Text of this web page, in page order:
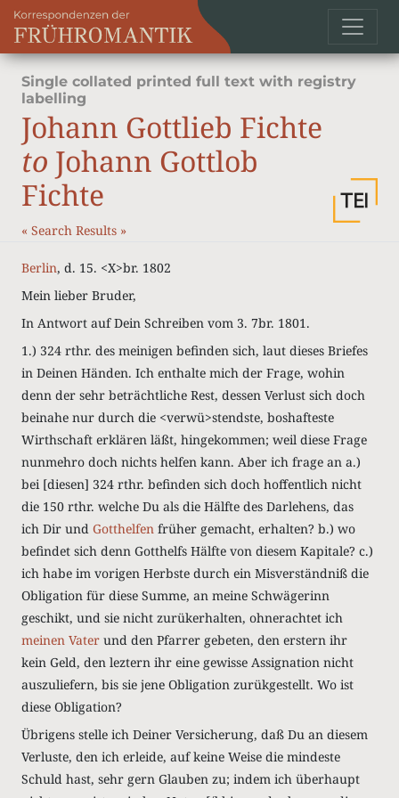
Single collated printed full text with registry
labelling
Johann Gottlieb Fichte
to Johann Gottlob
Fichte
« Search Results »
Berlin, d. 15. <X>br. 1802
Mein lieber Bruder,
In Antwort auf Dein Schreiben vom 3. 7br. 1801.
1.) 324 rthr. des meinigen befinden sich, laut dieses Briefes
in Deinen Händen. Ich enthalte mich der Frage, wohin
denn der sehr beträchtliche Rest, dessen Verlust sich doch
beinahe nur durch die <verwü>stendste, boshafteste
Wirthschaft erklären läßt, hingekommen; weil diese Frage
nunmehro doch nichts helfen kann. Aber ich frage an a.)
bei [diesen] 324 rthr. befinden sich doch hoffentlich nicht
die 150 rthr. welche Du als die Hälfte des Darlehens, das
ich Dir und Gotthelfen früher gemacht, erhalten? b.) wo
befindet sich denn Gotthelfs Hälfte von diesem Kapitale? c.)
ich habe im vorigen Herbste durch ein Misverständniß die
Obligation für diese Summe, an meine Schwägerinn
geschikt, und sie nicht zurükerhalten, ohnerachtet ich
meinen Vater und den Pfarrer gebeten, den erstern ihr
kein Geld, den leztern ihr eine gewisse Assignation nicht
auszuliefern, bis sie jene Obligation zurükgestellt. Wo ist
diese Obligation?
Übrigens stelle ich Deiner Versicherung, daß Du an diesem
Verluste, den ich erleide, auf keine Weise die mindeste
Schuld hast, sehr gern Glauben zu; indem ich überhaupt